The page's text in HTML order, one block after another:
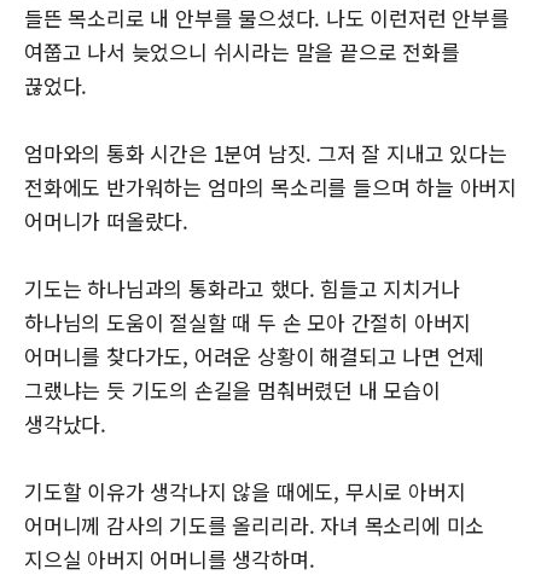
들뜬 목소리로 내 안부를 물으셨다. 나도 이런저런 안부를
여쭙고 나서 늦었으니 쉬시라는 말을 끝으로 전화를
끊었다.
엄마와의 통화 시간은 1분여 남짓. 그저 잘 지내고 있다는
전화에도 반가워하는 엄마의 목소리를 들으며 하늘 아버지
어머니가 떠올랐다.
기도는 하나님과의 통화라고 했다. 힘들고 지치거나
하나님의 도움이 절실할 때 두 손 모아 간절히 아버지
어머니를 찾다가도, 어려운 상황이 해결되고 나면 언제
그랬냐는 듯 기도의 손길을 멈춰버렸던 내 모습이
생각났다.
기도할 이유가 생각나지 않을 때에도, 무시로 아버지
어머니께 감사의 기도를 올리리라. 자녀 목소리에 미소
지으실 아버지 어머니를 생각하며.